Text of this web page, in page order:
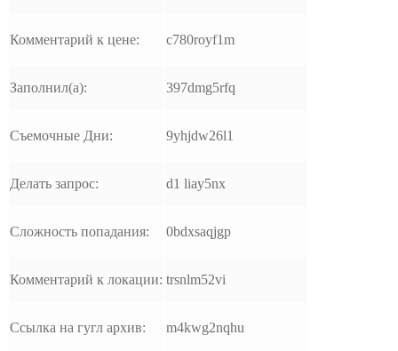
Комментарий к цене: c780royf1m
Заполнил(а): 397dmg5rfq
Съемочные Дни: 9yhjdw26l1
Делать запрос: d1 liay5nx
Сложность попадания: 0bdxsaqjgp
Комментарий к локации: trsnlm52vi
Ссылка на гугл архив: m4kwg2nqhu